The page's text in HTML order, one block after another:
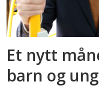
Et nytt
barn og